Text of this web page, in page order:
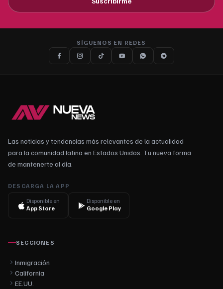
SÍGUENOS EN REDES
Las noticias y tendencias más relevantes de la actualidad
para la comunidad latina en Estados Unidos. Tu nueva forma
de mantenerte al día.
DESCARGA LA APP
Disponible en
App Store
Disponible en
Google Play
SECCIONES
Inmigración
California
EE.UU.